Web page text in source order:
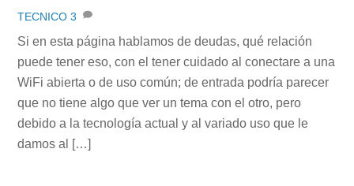
TECNICO 3
Si en esta página hablamos de deudas, qué relación
puede tener eso, con el tener cuidado al conectare a una
WiFi abierta o de uso común; de entrada podría parecer
que no tiene algo que ver un tema con el otro, pero
debido a la tecnología actual y al variado uso que le
damos al […]